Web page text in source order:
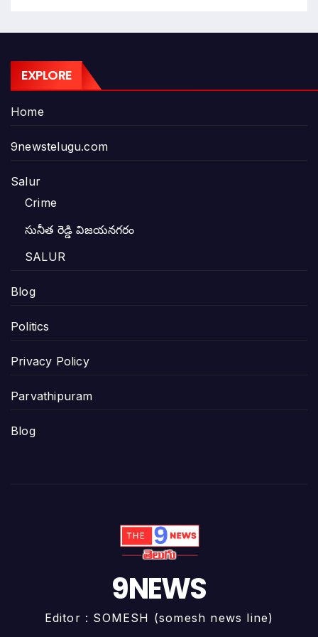
EXPLORE
Home
9newstelugu.com
Salur
Crime
సునీత రెడ్డి విజయనగరం
SALUR
Blog
Politics
Privacy Policy
Parvathipuram
Blog
9NEWS
Editor : SOMESH (somesh news line)